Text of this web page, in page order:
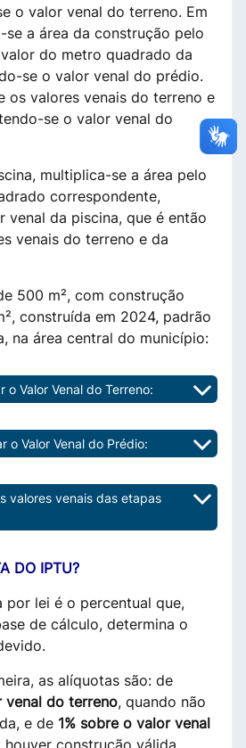
o valor venal do terreno. Em
se a área da construção pelo
do metro quadrado da
se o valor venal do prédio.
os valores venais do terreno e
se o valor venal do
multiplica-se a área pelo
correspondente,
venal da piscina, que é então
venais do terreno e da
500 m², com construção
construída em 2024, padrão
na área central do município:
o Valor Venal do Terreno:
o Valor Venal do Prédio:
valores venais das etapas
DO IPTU?
por lei é o percentual que,
de cálculo, determina o
as alíquotas são: de
venal do terreno, quando não
e de 1% sobre o valor venal
houver construção válida.